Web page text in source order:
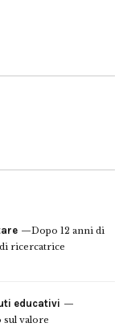
Dopo 12 anni di
ricercatrice
educativi
sul valore